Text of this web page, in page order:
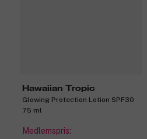
Hawaiian Tropic
Glowing Protection Lotion SPF30
75 ml
Medlemspris: